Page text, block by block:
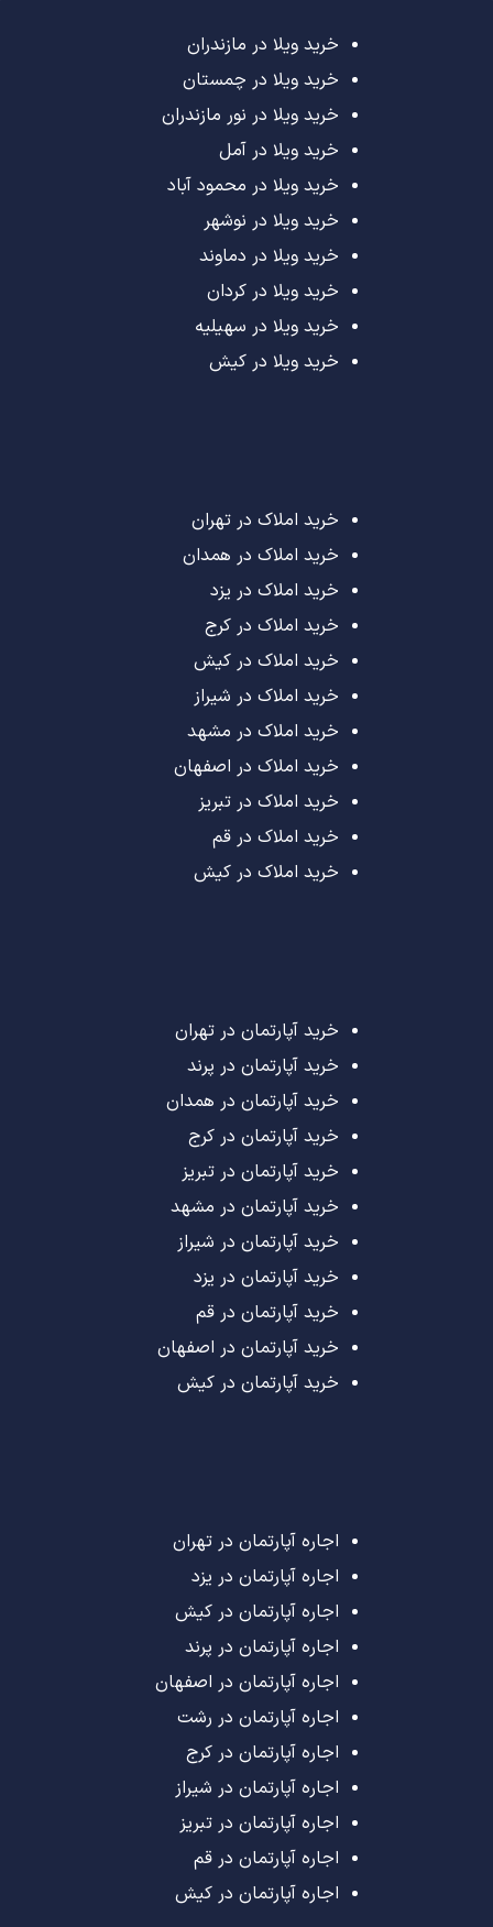
خرید ویلا در مازندران
خرید ویلا در چمستان
خرید ویلا در نور مازندران
خرید ویلا در آمل
خرید ویلا در محمود آباد
خرید ویلا در نوشهر
خرید ویلا در دماوند
خرید ویلا در کردان
خرید ویلا در سهیلیه
خرید ویلا در کیش
خرید املاک در تهران
خرید املاک در همدان
خرید املاک در یزد
خرید املاک در کرج
خرید املاک در کیش
خرید املاک در شیراز
خرید املاک در مشهد
خرید املاک در اصفهان
خرید املاک در تبریز
خرید املاک در قم
خرید املاک در کیش
خرید آپارتمان در تهران
خرید آپارتمان در پرند
خرید آپارتمان در همدان
خرید آپارتمان در کرج
خرید آپارتمان در تبریز
خرید آپارتمان در مشهد
خرید آپارتمان در شیراز
خرید آپارتمان در یزد
خرید آپارتمان در قم
خرید آپارتمان در اصفهان
خرید آپارتمان در کیش
اجاره آپارتمان در تهران
اجاره آپارتمان در یزد
اجاره آپارتمان در کیش
اجاره آپارتمان در پرند
اجاره آپارتمان در اصفهان
اجاره آپارتمان در رشت
اجاره آپارتمان در کرج
اجاره آپارتمان در شیراز
اجاره آپارتمان در تبریز
اجاره آپارتمان در قم
اجاره آپارتمان در کیش